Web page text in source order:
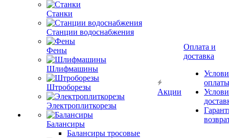
Станки
Станции водоснабжения
Фены
Шлифмашины
Штроборезы
Электроплиткорезы
Балансиры
Балансиры тросовые
Акции
Оплата и
доставка
оплаты